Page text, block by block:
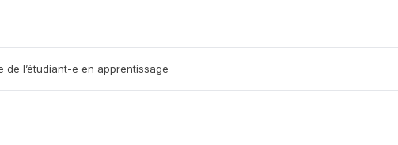
de l’étudiant-e en apprentissage